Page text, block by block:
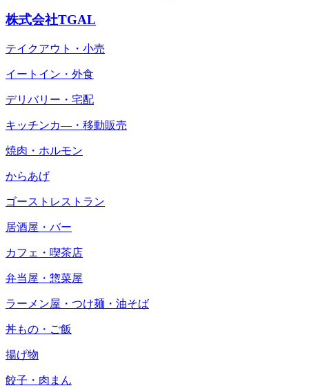
株式会社TGAL
テイクアウト・小売
イートイン・外食
デリバリー・宅配
キッチンカ―・移動販売
焼肉・ホルモン
からあげ
ゴーストレストラン
居酒屋・バー
カフェ・喫茶店
弁当屋・惣菜屋
ラーメン屋・つけ麺・油そば
丼もの・ご飯
揚げ物
餃子・肉まん